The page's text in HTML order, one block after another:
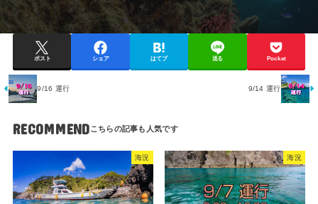
ポスト シェア はてブ 送る Pocket
9/16 運行 9/14 運行
RECOMMEND
海況 海況